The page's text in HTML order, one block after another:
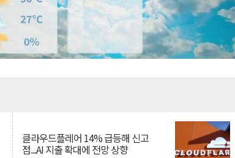
클라우드플레어 14% 급등해 신고
점...AI 지출 확대에 전망 상향